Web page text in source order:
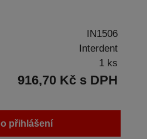
IN1506
Interdent
1 ks
916,70 Kč s DPH
přihlášení